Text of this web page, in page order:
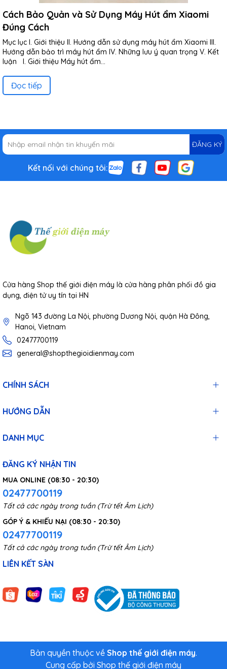
Cách Bảo Quản và Sử Dụng Máy Hút ẩm Xiaomi
Đúng Cách
Mục lục I. Giới thiệu II. Hướng dẫn sử dụng máy hút ẩm Xiaomi III.
Hướng dẫn bảo trì máy hút ẩm IV. Những lưu ý quan trọng V. Kết
luận I. Giới thiệu Máy hút ẩm...
Đọc tiếp
ĐĂNG KÝ
Kết nối với chúng tôi:
Cửa hàng Shop thế giới điện máy là cửa hàng phân phối đồ gia
dụng, điện tử uy tín tại HN
Ngõ 143 đường La Nội, phường Dương Nội, quận Hà Đông,
Hanoi, Vietnam
02477700119
general@shopthegioidienmay.com
CHÍNH SÁCH
HƯỚNG DẪN
DANH MỤC
ĐĂNG KÝ NHẬN TIN
MUA ONLINE (08:30 - 20:30)
02477700119
Tất cả các ngày trong tuần (Trừ tết Âm Lịch)
GÓP Ý & KHIẾU NẠI (08:30 - 20:30)
02477700119
Tất cả các ngày trong tuần (Trừ tết Âm Lịch)
LIÊN KẾT SÀN
Bản quyền thuộc về Shop thế giới điện máy.
Cung cấp bởi Shop thế giới điện máy